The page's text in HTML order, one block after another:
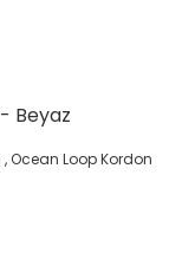
Beyaz
, Ocean Loop Kordon